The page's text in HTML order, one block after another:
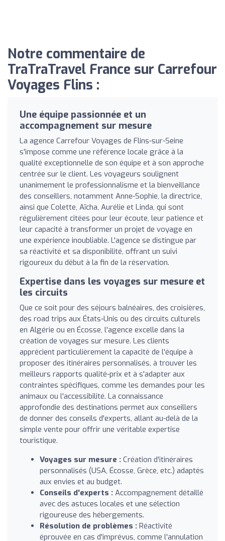
Notre commentaire de
TraTraTravel France sur Carrefour
Voyages Flins :
Une équipe passionnée et un
accompagnement sur mesure
La agence Carrefour Voyages de Flins-sur-Seine
s'impose comme une référence locale grâce à la
qualité exceptionnelle de son équipe et à son approche
centrée sur le client. Les voyageurs soulignent
unanimement le professionnalisme et la bienveillance
des conseillers, notamment Anne-Sophie, la directrice,
ainsi que Colette, Aïcha, Aurélie et Linda, qui sont
régulièrement citées pour leur écoute, leur patience et
leur capacité à transformer un projet de voyage en
une expérience inoubliable. L'agence se distingue par
sa réactivité et sa disponibilité, offrant un suivi
rigoureux du début à la fin de la réservation.
Expertise dans les voyages sur mesure et
les circuits
Que ce soit pour des séjours balnéaires, des croisières,
des road trips aux États-Unis ou des circuits culturels
en Algérie ou en Écosse, l'agence excelle dans la
création de voyages sur mesure. Les clients
apprécient particulièrement la capacité de l'équipe à
proposer des itinéraires personnalisés, à trouver les
meilleurs rapports qualité-prix et à s'adapter aux
contraintes spécifiques, comme les demandes pour les
animaux ou l'accessibilité. La connaissance
approfondie des destinations permet aux conseillers
de donner des conseils d'experts, allant au-delà de la
simple vente pour offrir une véritable expertise
touristique.
Voyages sur mesure : Création d'itinéraires
personnalisés (USA, Écosse, Grèce, etc.) adaptés
aux envies et au budget.
Conseils d'experts : Accompagnement détaillé
avec des astuces locales et une sélection
rigoureuse des hébergements.
Résolution de problèmes : Réactivité
éprouvée en cas d'imprévus, comme l'annulation